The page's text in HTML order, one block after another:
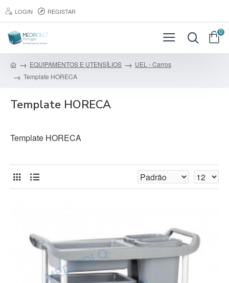
LOGIN REGISTAR
0
EQUIPAMENTOS E UTENSÍLIOS
UEL - Carros
Template HORECA
Template HORECA
Template HORECA